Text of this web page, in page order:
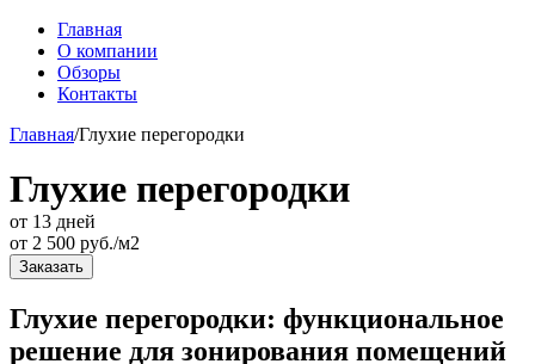
Главная
О компании
Обзоры
Контакты
Главная/Глухие перегородки
Глухие перегородки
от 13 дней
от 2 500 руб./м2
Заказать
Глухие перегородки: функциональное
решение для зонирования помещений